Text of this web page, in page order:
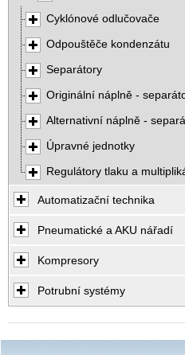
Cyklónové odlučovače
Odpouštěče kondenzátu
Separátory
Originální náplně -
Alternativní náplně -
Úpravné jednotky
Regulátory tlaku a
Automatizační technika
Pneumatické a AKU nářadí
Kompresory
Potrubní systémy